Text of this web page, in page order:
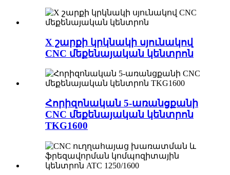
X շարքի կրկնակի սյունակով
CNC մեքենայական կենտրոն
Հորիզոնական 5-առանցքանի
CNC մեքենայական կենտրոն
TKG1600